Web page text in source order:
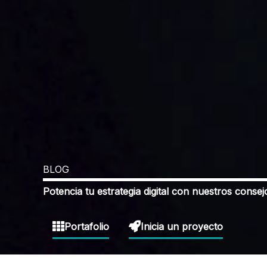
BLOG
Potencia tu estrategia digital con nuestros
Portafolio Inicia un proyecto